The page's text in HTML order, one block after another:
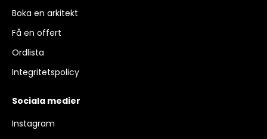
Boka en arkitekt
Få en offert
Ordlista
Integritetspolicy
Sociala medier
Instagram